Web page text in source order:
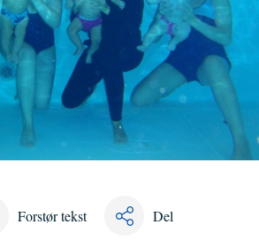
Forstør tekst Del